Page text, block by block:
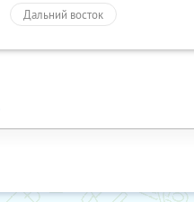
Дальний восток